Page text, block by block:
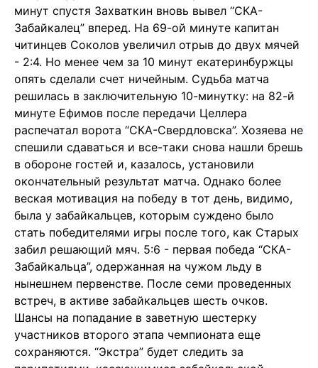
минут спустя Захваткин вновь вывел “СКА-
Забайкалец” вперед. На 69-ой минуте капитан
читинцев Соколов увеличил отрыв до двух мячей
- 2:4. Но менее чем за 10 минут екатеринбуржцы
опять сделали счет ничейным. Судьба матча
решилась в заключительную 10-минутку: на 82-й
минуте Ефимов после передачи Целлера
распечатал ворота “СКА-Свердловска”. Хозяева не
спешили сдаваться и все-таки снова нашли брешь
в обороне гостей и, казалось, установили
окончательный результат матча. Однако более
веская мотивация на победу в тот день, видимо,
была у забайкальцев, которым суждено было
стать победителями игры после того, как Старых
забил решающий мяч. 5:6 - первая победа “СКА-
Забайкальца”, одержанная на чужом льду в
нынешнем первенстве. После семи проведенных
встреч, в активе забайкальцев шесть очков.
Шансы на попадание в заветную шестерку
участников второго этапа чемпионата еще
сохраняются. “Экстра” будет следить за